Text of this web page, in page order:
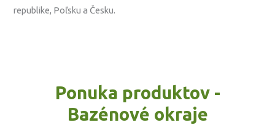
republike, Poľsku a Česku.
Ponuka produktov -
Bazénové okraje